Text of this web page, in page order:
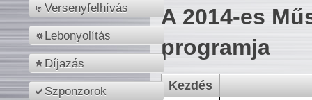
Versenyfelhívás
Lebonyolítás
Díjazás
Szponzorok
A 2014-es
programja
Kezdés